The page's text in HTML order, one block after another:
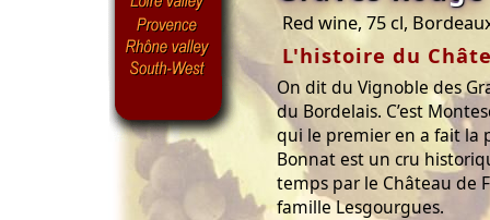
Red wine, 75 cl,
L'histoire du
On dit du Vignoble des
du Bordelais. C’est
qui le premier en a fait la
Bonnat est un cru
temps par le Château de
famille Lesgourgues.